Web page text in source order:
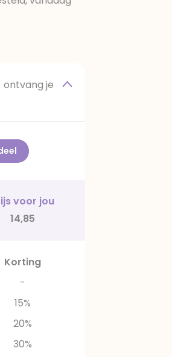
je
voor jou
14,85
Korting
-
15%
20%
30%